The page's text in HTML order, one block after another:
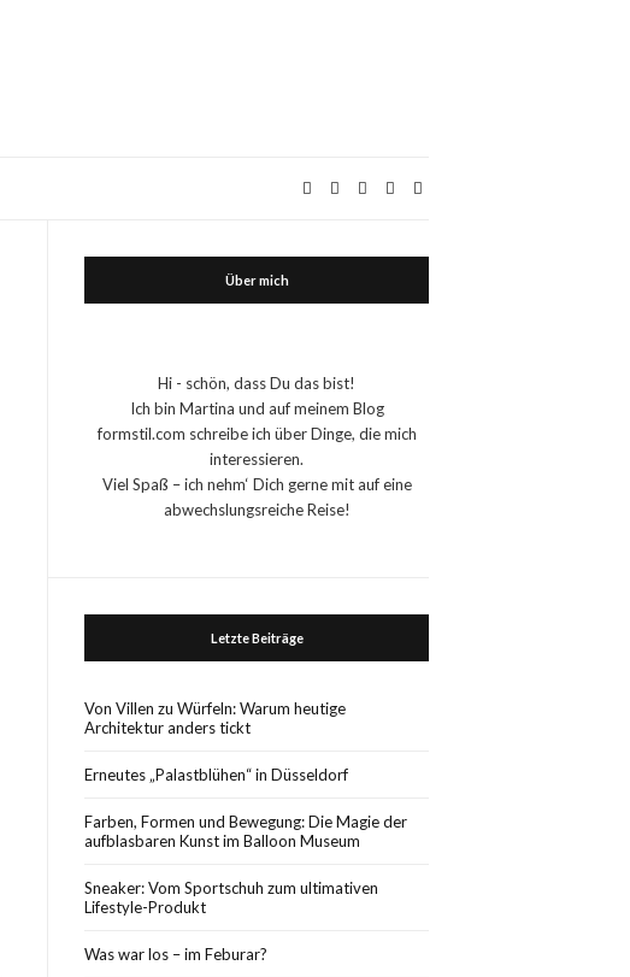
Über mich
Hi - schön, dass Du das bist!
Ich bin Martina und auf meinem Blog
formstil.com schreibe ich über Dinge, die mich
interessieren.
Viel Spaß – ich nehm‘ Dich gerne mit auf eine
abwechslungsreiche Reise!
Letzte Beiträge
Von Villen zu Würfeln: Warum heutige
Architektur anders tickt
Erneutes „Palastblühen“ in Düsseldorf
Farben, Formen und Bewegung: Die Magie der
aufblasbaren Kunst im Balloon Museum
Sneaker: Vom Sportschuh zum ultimativen
Lifestyle-Produkt
Was war los – im Feburar?